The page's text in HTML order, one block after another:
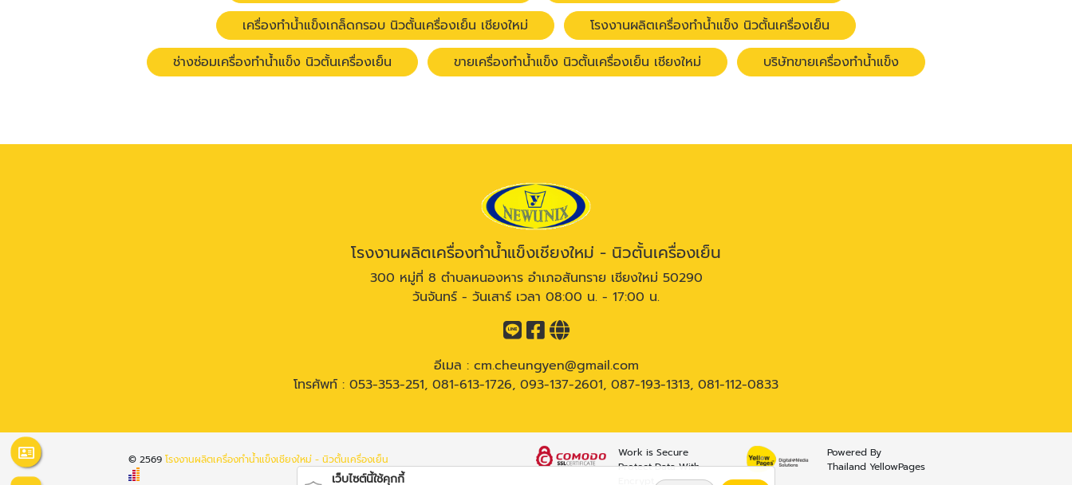
เครื่องทำน้ำแข็งเกล็ดกรอบ นิวตั้นเครื่องเย็น เชียงใหม่
โรงงานผลิตเครื่องทำน้ำแข็ง นิวตั้นเครื่องเย็น
ช่างซ่อมเครื่องทำน้ำแข็ง นิวตั้นเครื่องเย็น
ขายเครื่องทำน้ำแข็ง นิวตั้นเครื่องเย็น เชียงใหม่ บริษัทขายเครื่องทำน้ำแข็ง
โรงงานผลิตเครื่องทำน้ำแข็งเชียงใหม่ - นิวตั้นเครื่องเย็น
300 หมู่ที่ 8 ตำบลหนองหาร อำเภอสันทราย เชียงใหม่ 50290
วันจันทร์ - วันเสาร์ เวลา 08:00 น. - 17:00 น.
อีเมล : cm.cheungyen@gmail.com
โทรศัพท์ : 053-353-251, 081-613-1726, 093-137-2601, 087-193-1313, 081-112-0833
© 2569โรงงานผลิตเครื่องทำน้ำแข็งเชียงใหม่ - นิวตั้นเครื่องเย็น
Work is Secure
Protect Data With
Powered By
Thailand YellowPages
เว็บไซต์นี้ใช้คุกกี้